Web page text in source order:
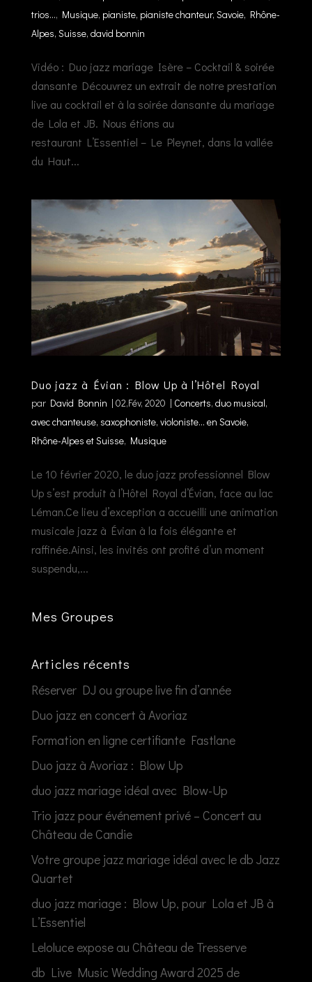
trios..., Musique, pianiste, pianiste chanteur, Savoie, Rhône-
Alpes, Suisse, david bonnin
Vidéo : Duo jazz mariage Isère – Cocktail & soirée
dansante Découvrez un extrait de notre prestation
live au cocktail et à la soirée dansante du mariage
de Lola et JB. Nous étions au
restaurant L’Essentiel – Le Pleynet, dans la vallée
du Haut...
Duo jazz à Évian : Blow Up à l’Hôtel Royal
par David Bonnin | 02,Fév, 2020 | Concerts, duo musical,
avec chanteuse, saxophoniste, violoniste... en Savoie,
Rhône-Alpes et Suisse, Musique
Le 10 février 2020, le duo jazz professionnel Blow
Up s’est produit à l’Hôtel Royal d’Évian, face au lac
Léman.Ce lieu d’exception a accueilli une animation
musicale jazz à Évian à la fois élégante et
raffinée.Ainsi, les invités ont profité d’un moment
suspendu,...
Mes Groupes
Articles récents
Réserver DJ ou groupe live fin d’année
Duo jazz en concert à Avoriaz
Formation en ligne certifiante Fastlane
Duo jazz à Avoriaz : Blow Up
duo jazz mariage idéal avec Blow-Up
Trio jazz pour événement privé – Concert au
Château de Candie
Votre groupe jazz mariage idéal avec le db Jazz
Quartet
duo jazz mariage : Blow Up, pour Lola et JB à
L’Essentiel
Leloluce expose au Château de Tresserve
db Live Music Wedding Award 2025 de